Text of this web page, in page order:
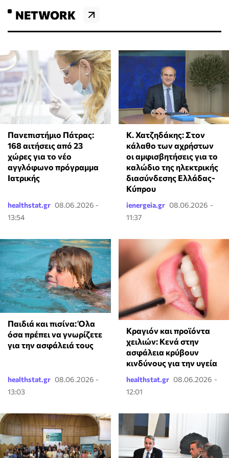
NETWORK
Πανεπιστήμιο Πάτρας:
168 αιτήσεις από 23
χώρες για το νέο
αγγλόφωνο πρόγραμμα
Ιατρικής
healthstat.gr 08.06.2026 -
13:54
Κ. Χατζηδάκης: Στον
κάλαθο των αχρήστων
οι αμφισβητήσεις για το
καλώδιο της ηλεκτρικής
διασύνδεσης Ελλάδας-
Κύπρου
ienergeia.gr 08.06.2026 -
11:37
Παιδιά και πισίνα: Όλα
όσα πρέπει να γνωρίζετε
για την ασφάλειά τους
healthstat.gr 08.06.2026 -
13:03
Κραγιόν και προϊόντα
χειλιών: Κενά στην
ασφάλεια κρύβουν
κινδύνους για την υγεία
healthstat.gr 08.06.2026 -
12:01